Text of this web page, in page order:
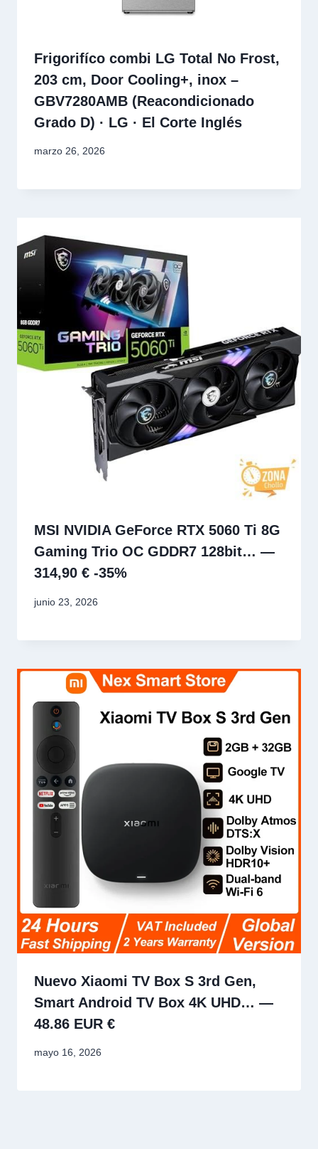
Frigorifíco combi LG Total No Frost,
203 cm, Door Cooling+, inox –
GBV7280AMB (Reacondicionado
Grado D) · LG · El Corte Inglés
marzo 26, 2026
MSI NVIDIA GeForce RTX 5060 Ti 8G
Gaming Trio OC GDDR7 128bit… —
314,90 € -35%
junio 23, 2026
Nuevo Xiaomi TV Box S 3rd Gen,
Smart Android TV Box 4K UHD… —
48.86 EUR €
mayo 16, 2026